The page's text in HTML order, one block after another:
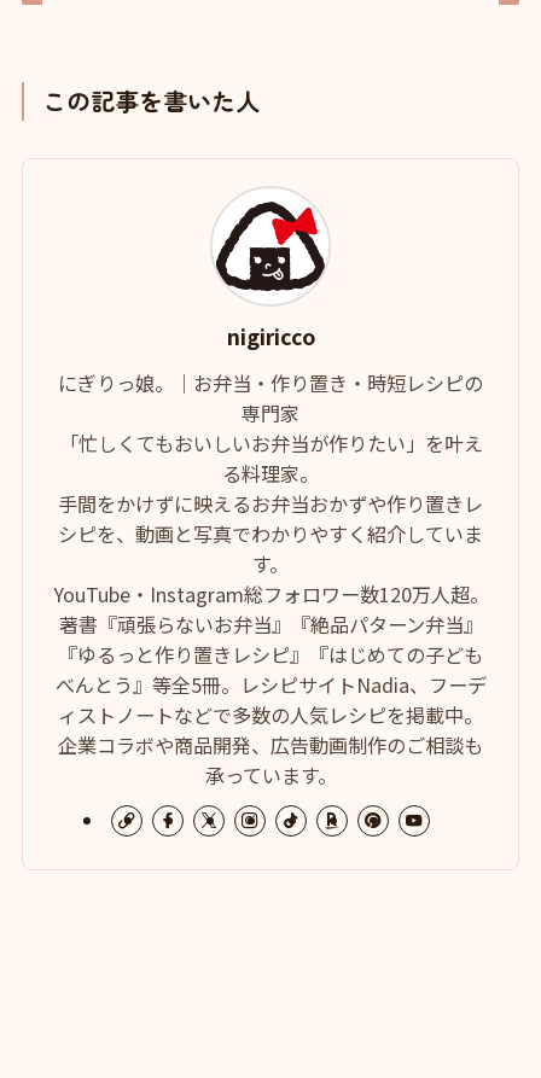
この記事を書いた人
nigiricco
にぎりっ娘。｜お弁当・作り置き・時短レシピの
専門家
「忙しくてもおいしいお弁当が作りたい」を叶え
る料理家。
手間をかけずに映えるお弁当おかずや作り置きレ
シピを、動画と写真でわかりやすく紹介していま
す。
YouTube・Instagram総フォロワー数120万人超。
著書『頑張らないお弁当』『絶品パターン弁当』
『ゆるっと作り置きレシピ』『はじめての子ども
べんとう』等全5冊。レシピサイトNadia、フーデ
ィストノートなどで多数の人気レシピを掲載中。
企業コラボや商品開発、広告動画制作のご相談も
承っています。